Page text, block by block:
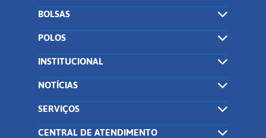
BOLSAS
POLOS
INSTITUCIONAL
NOTÍCIAS
SERVIÇOS
CENTRAL DE ATENDIMENTO